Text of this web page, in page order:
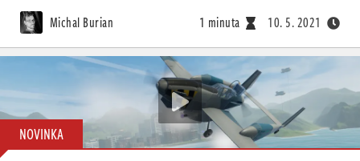
Michal Burian 1 minuta 10. 5. 2021
NOVINKA